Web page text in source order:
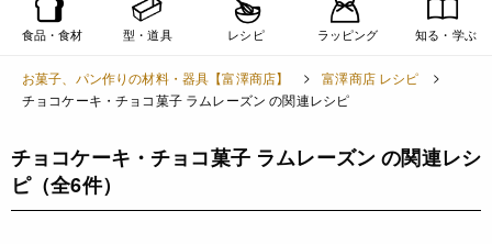
食品・食材 型・道具 レシピ ラッピング 知る・学ぶ
お菓子、パン作りの材料・器具【富澤商店】
富澤商店 レシピ
チョコケーキ・チョコ菓子 ラムレーズン の関連レシピ
チョコケーキ・チョコ菓子 ラムレーズン の関連レシ
ピ（全6件）